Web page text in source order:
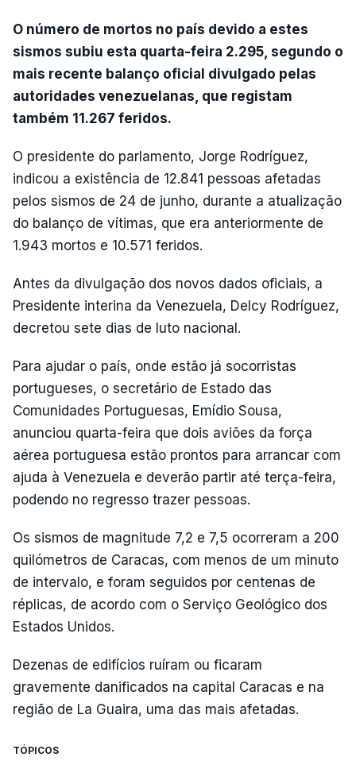
O número de mortos no país devido a estes
sismos subiu esta quarta-feira 2.295, segundo o
mais recente balanço oficial divulgado pelas
autoridades venezuelanas, que registam
também 11.267 feridos.
O presidente do parlamento, Jorge Rodríguez,
indicou a existência de 12.841 pessoas afetadas
pelos sismos de 24 de junho, durante a atualização
do balanço de vítimas, que era anteriormente de
1.943 mortos e 10.571 feridos.
Antes da divulgação dos novos dados oficiais, a
Presidente interina da Venezuela, Delcy Rodríguez,
decretou sete dias de luto nacional.
Para ajudar o país, onde estão já socorristas
portugueses, o secretário de Estado das
Comunidades Portuguesas, Emídio Sousa,
anunciou quarta-feira que dois aviões da força
aérea portuguesa estão prontos para arrancar com
ajuda à Venezuela e deverão partir até terça-feira,
podendo no regresso trazer pessoas.
Os sismos de magnitude 7,2 e 7,5 ocorreram a 200
quilómetros de Caracas, com menos de um minuto
de intervalo, e foram seguidos por centenas de
réplicas, de acordo com o Serviço Geológico dos
Estados Unidos.
Dezenas de edifícios ruíram ou ficaram
gravemente danificados na capital Caracas e na
região de La Guaira, uma das mais afetadas.
TÓPICOS